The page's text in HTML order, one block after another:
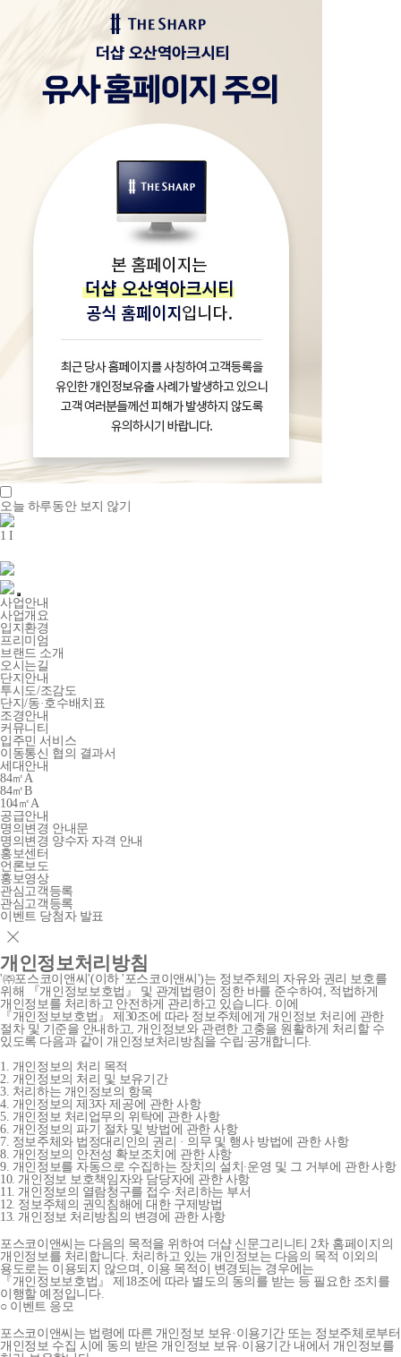
오늘 하루동안 보지 않기
1 I
사업안내
사업개요
입지환경
프리미엄
브랜드 소개
오시는길
단지안내
투시도/조감도
단지/동·호수배치표
조경안내
커뮤니티
입주민 서비스
이동통신 협의 결과서
세대안내
84㎡A
84㎡B
104㎡A
공급안내
명의변경 안내문
명의변경 양수자 자격 안내
홍보센터
언론보도
홍보영상
관심고객등록
관심고객등록
이벤트 당첨자 발표
개인정보처리방침
'㈜포스코이앤씨'(이하 '포스코이앤씨')는 정보주체의 자유와 권리 보호를
위해 『개인정보보호법』 및 관계법령이 정한 바를 준수하여, 적법하게
개인정보를 처리하고 안전하게 관리하고 있습니다. 이에
『개인정보보호법』 제30조에 따라 정보주체에게 개인정보 처리에 관한
절차 및 기준을 안내하고, 개인정보와 관련한 고충을 원활하게 처리할 수
있도록 다음과 같이 개인정보처리방침을 수립∙공개합니다.
1. 개인정보의 처리 목적
2. 개인정보의 처리 및 보유기간
3. 처리하는 개인정보의 항목
4. 개인정보의 제3자 제공에 관한 사항
5. 개인정보 처리업무의 위탁에 관한 사항
6. 개인정보의 파기 절차 및 방법에 관한 사항
7. 정보주체와 법정대리인의 권리 · 의무 및 행사 방법에 관한 사항
8. 개인정보의 안전성 확보조치에 관한 사항
9. 개인정보를 자동으로 수집하는 장치의 설치∙운영 및 그 거부에 관한 사항
10. 개인정보 보호책임자와 담당자에 관한 사항
11. 개인정보의 열람청구를 접수·처리하는 부서
12. 정보주체의 권익침해에 대한 구제방법
13. 개인정보 처리방침의 변경에 관한 사항
포스코이앤씨는 다음의 목적을 위하여 더샵 신문그리니티 2차 홈페이지의
개인정보를 처리합니다. 처리하고 있는 개인정보는 다음의 목적 이외의
용도로는 이용되지 않으며, 이용 목적이 변경되는 경우에는
『개인정보보호법』 제18조에 따라 별도의 동의를 받는 등 필요한 조치를
이행할 예정입니다.
○ 이벤트 응모
포스코이앤씨는 법령에 따른 개인정보 보유·이용기간 또는 정보주체로부터
개인정보 수집 시에 동의 받은 개인정보 보유·이용기간 내에서 개인정보를